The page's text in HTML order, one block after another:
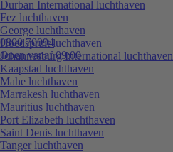
0800 70094
Open vanaf 09:00
Durban International luchthaven
Fez luchthaven
George luchthaven
Hoedspruit luchthaven
Johannesburg International luchthaven
Kaapstad luchthaven
Mahe luchthaven
Marrakesh luchthaven
Mauritius luchthaven
Port Elizabeth luchthaven
Saint Denis luchthaven
Tanger luchthaven